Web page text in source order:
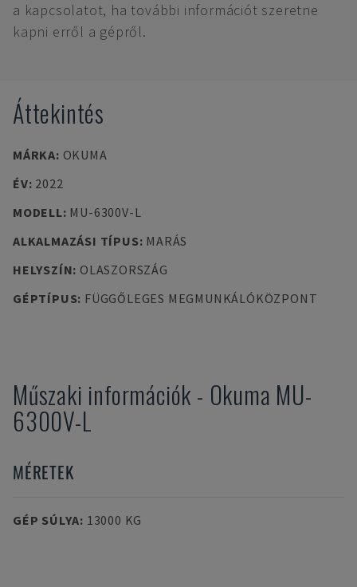
a kapcsolatot, ha további információt szeretne
kapni erről a gépről.
Áttekintés
MÁRKA: OKUMA
ÉV: 2022
MODELL: MU-6300V-L
ALKALMAZÁSI TÍPUS: MARÁS
HELYSZÍN: OLASZORSZÁG
GÉPTÍPUS: FÜGGŐLEGES MEGMUNKÁLÓKÖZPONT
Műszaki információk - Okuma MU-
6300V-L
MÉRETEK
GÉP SÚLYA: 13000 KG